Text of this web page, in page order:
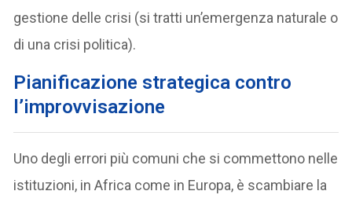
gestione delle crisi (si tratti un’emergenza naturale o
di una crisi politica).
Pianificazione strategica contro
l’improvvisazione
Uno degli errori più comuni che si commettono nelle
istituzioni, in Africa come in Europa, è scambiare la